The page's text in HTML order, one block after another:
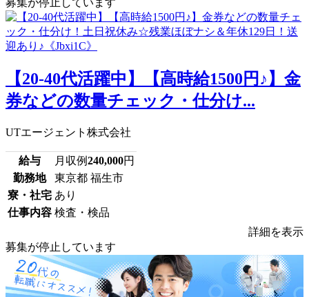
募集が停止しています
【20-40代活躍中】【高時給1500円♪】金
券などの数量チェック・仕分け...
UTエージェント株式会社
給与 月収例240,000円
勤務地
東京都 福生市
寮・社宅 あり
仕事内容 検査・検品
詳細を表示
募集が停止しています